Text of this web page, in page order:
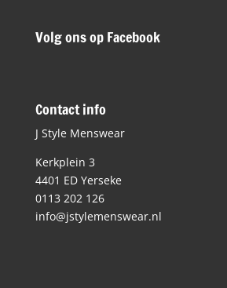
Volg ons op Facebook
Contact info
J Style Menswear
Kerkplein 3
4401 ED Yerseke
0113 202 126
info@jstylemenswear.nl